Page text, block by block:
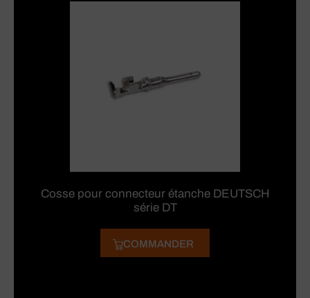
Cosse pour connecteur étanche DEUTSCH
série DT
COMMANDER